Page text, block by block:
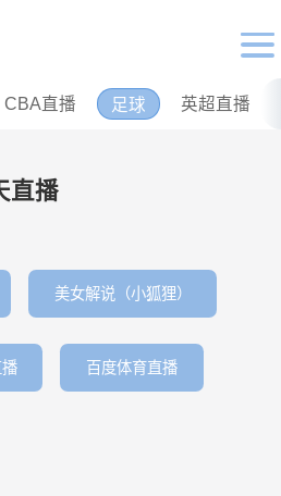
CBA直播 足球 英超直播
直播
美女解说（小狐狸）
百度体育直播